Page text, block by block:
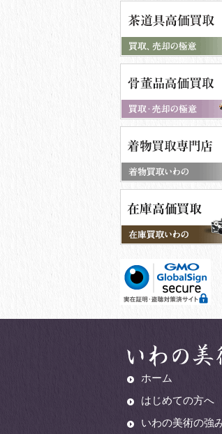
ホーム
はじめての方へ
いわの美術の強